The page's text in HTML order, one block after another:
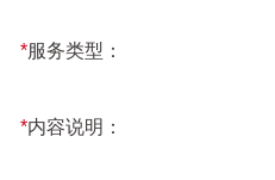
*服务类型：
*内容说明：